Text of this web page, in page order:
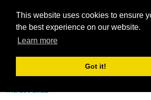
This website uses cookies to ensure
the best experience on our website.
Learn more
Got it!
kwiecień 2024
marzec 2024
kwiecień 2023
listopad 2022
kwiecień 2022